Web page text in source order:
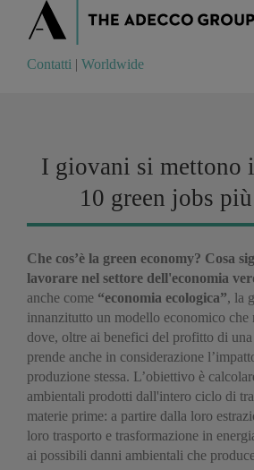
Contatti Worldwide
Contatti | Worldwide
I giovani si mettono
10 green jobs
Che cos’è la green economy? Cosa
lavorare nel settore dell'economia
anche come “economia ecologica”, la
innanzitutto un modello economico che
dove, oltre ai benefici del profitto di
prende anche in considerazione
produzione stessa. L’obiettivo è
ambientali prodotti dall'intero ciclo di
materie prime: a partire dalla loro
loro trasporto e trasformazione in
ai possibili danni ambientali che